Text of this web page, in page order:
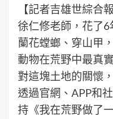
【記者吉雄世綜合
徐仁修老師，花了
蘭花螳螂、穿山甲
動物在荒野中最真
對這塊土地的關懷
透過官網、APP和
持《我在荒野做了